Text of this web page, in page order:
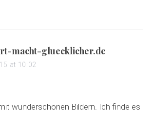
macht-gluecklicher.de
at 10:02
wunderschönen Bildern. Ich finde es